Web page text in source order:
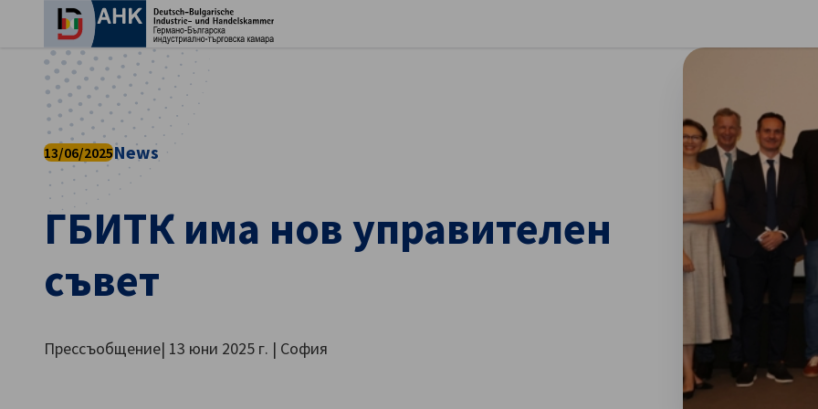
ГБИТК има нов управителен
съвет
13/06/2025News
Прессъобщение| 13 юни 2025 г. | София